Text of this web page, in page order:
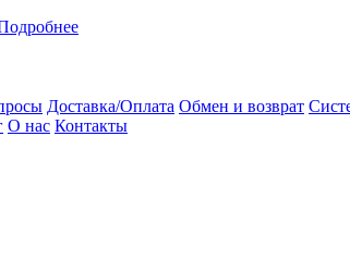
Доставка/Оплата Обмен и возврат
О нас Контакты